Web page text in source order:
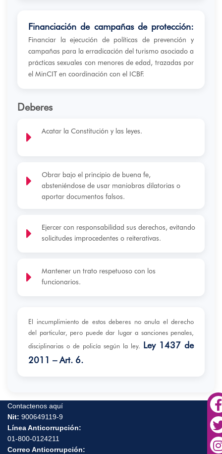
Financiación de campañas de protección:
Financiar la ejecución de políticas de prevención y
campañas para la erradicación del turismo asociado a
prácticas sexuales con menores de edad, trazadas por
el MinCIT en coordinación con el ICBF.
Deberes
Acatar la Constitución y las leyes.
Obrar bajo el principio de buena fe,
absteniéndose de usar maniobras dilatorias o
aportar documentos falsos.
Ejercer con responsabilidad sus derechos, evitando
solicitudes improcedentes o reiterativas.
Mantener un trato respetuoso con los
funcionarios.
El incumplimiento de estos deberes no anula el derecho
del particular, pero puede dar lugar a sanciones penales,
disciplinarias o de policía según la ley. Ley 1437 de
2011 – Art. 6.
Contactenos aquí
Nit: 900649119-9
Línea Anticorrupción:
01-800-0124211
Correo Anticorrupción: